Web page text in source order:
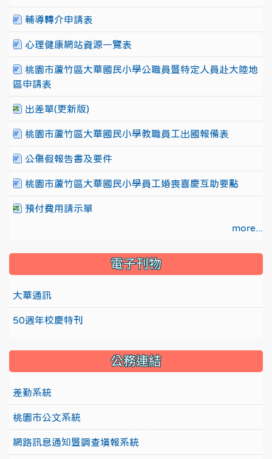
輔導轉介申請表
心理健康網站資源一覽表
桃園市蘆竹區大華國民小學公職員暨特定人員赴大陸地
區申請表
出差單(更新版)
桃園市蘆竹區大華國民小學教職員工出國報備表
公傷假報告書及要件
桃園市蘆竹區大華國民小學員工婚喪喜慶互助要點
預付費用請示單
more...
電子刊物
大華通訊
50週年校慶特刊
公務連結
差勤系統
桃園市公文系統
網路訊息通知暨調查填報系統